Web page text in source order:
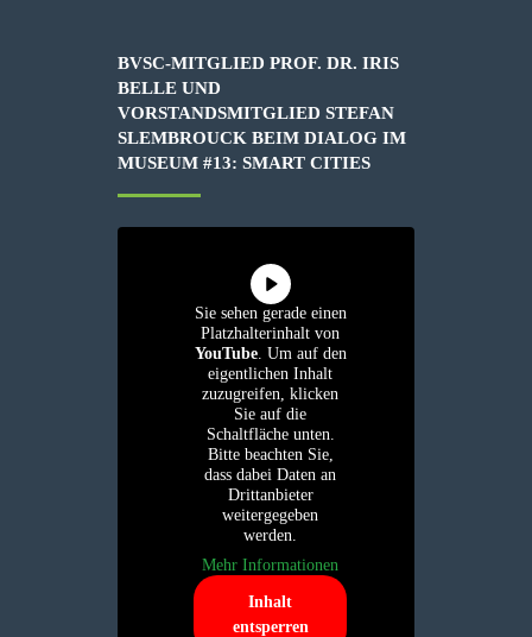
BVSC-MITGLIED PROF. DR. IRIS
BELLE UND
VORSTANDSMITGLIED STEFAN
SLEMBROUCK BEIM DIALOG IM
MUSEUM #13: SMART CITIES
Sie sehen gerade einen
Platzhalterinhalt von
YouTube. Um auf den
eigentlichen Inhalt
zuzugreifen, klicken
Sie auf die
Schaltfläche unten.
Bitte beachten Sie,
dass dabei Daten an
Drittanbieter
weitergegeben
werden.
Mehr Informationen
Inhalt
entsperren